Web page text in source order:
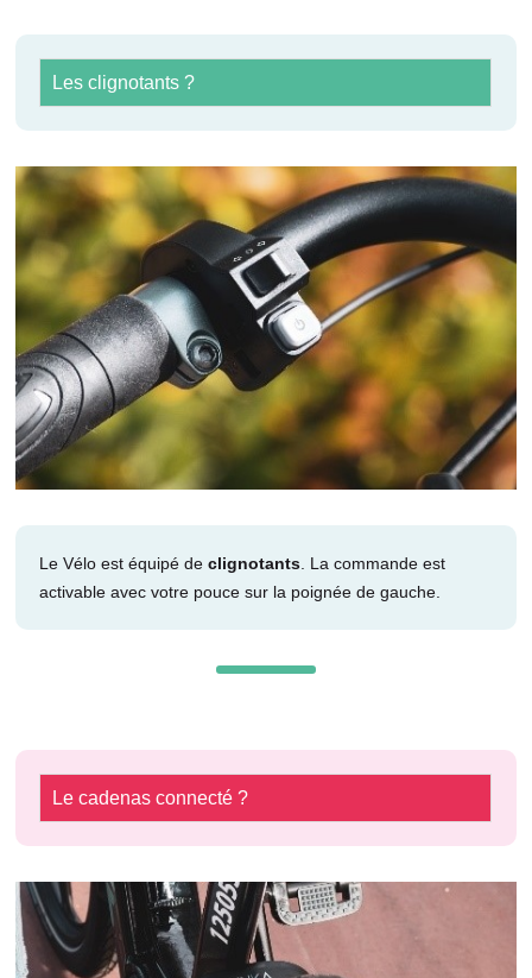
Les clignotants ?
Le Vélo est équipé declignotants . La commande est
activable avec votre pouce sur la poignée de gauche.
Le cadenas connecté ?